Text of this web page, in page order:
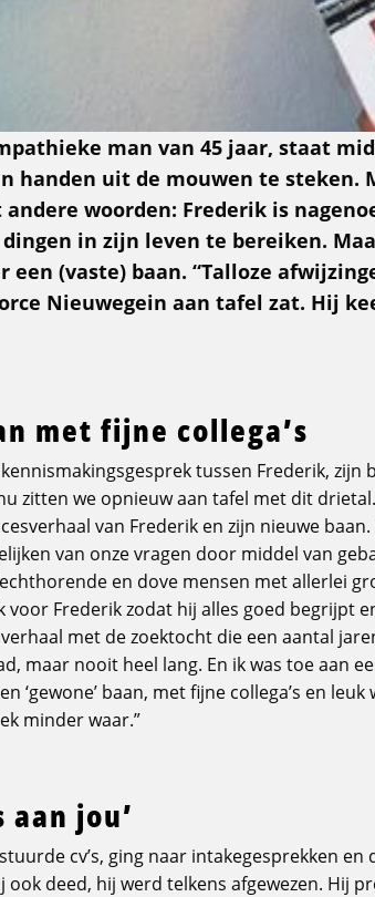
man van 45 jaar, staat
handen uit de mouwen te steken.
woorden: Frederik is
in zijn leven te bereiken.
een (vaste) baan. “Talloze
Nieuwegein aan tafel zat. Hij
met fijne collega’s
tussen Frederik, zijn
zitten we opnieuw aan tafel met dit
van Frederik en zijn nieuwe
van onze vragen door middel van
en dove mensen met allerlei
Frederik zodat hij alles goed begrijpt
met de zoektocht die een aantal
maar nooit heel lang. En ik was toe aan
‘gewone’ baan, met fijne collega’s en
minder waar.”
aan jou’
cv’s, ging naar intakegesprekken en
deed, hij werd telkens afgewezen. Hij